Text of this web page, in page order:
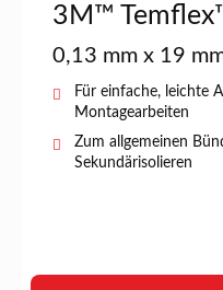
3M™
0,13 mm x 19
Für einfache, leichte
Montagearbeiten
Zum allgemeinen
Sekundärisolieren